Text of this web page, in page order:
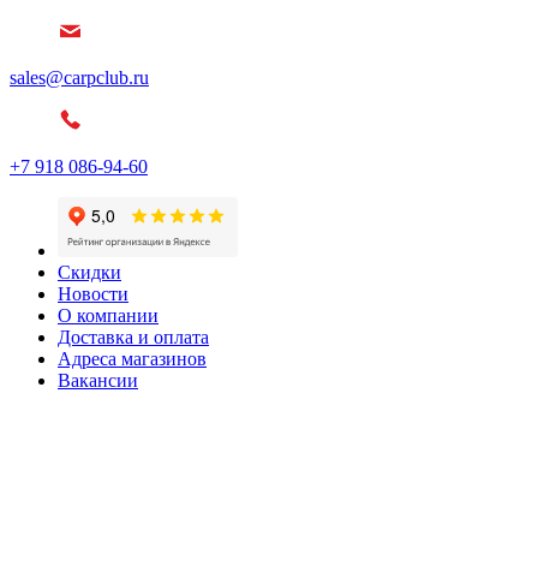
sales@carpclub.ru
+7 918 086-94-60
Скидки
Новости
О компании
Доставка и оплата
Адреса магазинов
Вакансии